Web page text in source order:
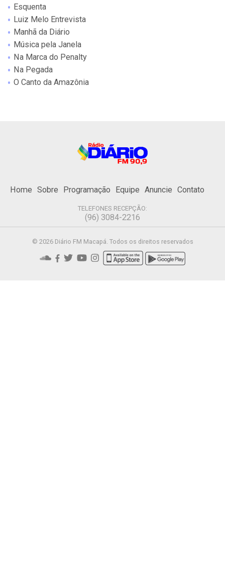
Esquenta
Luiz Melo Entrevista
Manhã da Diário
Música pela Janela
Na Marca do Penalty
Na Pegada
O Canto da Amazônia
Home Sobre Programação Equipe Anuncie Contato
TELEFONES RECEPÇÃO:
(96) 3084-2216
© 2026 Diário FM Macapá. Todos os direitos reservados